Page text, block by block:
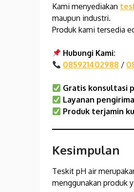
Kami menyediakan
maupun industri.
Produk kami tersedia
Hubungi Kami:
085921402988 /
Gratis konsultasi
Layanan
Produk terjamin
Kesimpulan
Teskit pH air
menggunakan produk